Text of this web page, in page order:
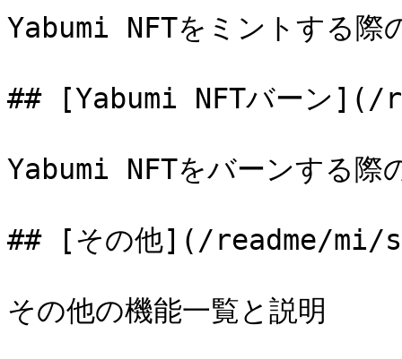
Yabumi NFTをミントする際
## [Yabumi NFTバーン
Yabumi NFTをバーンする際
## [その他](/readme/mi/
その他の機能一覧と説明